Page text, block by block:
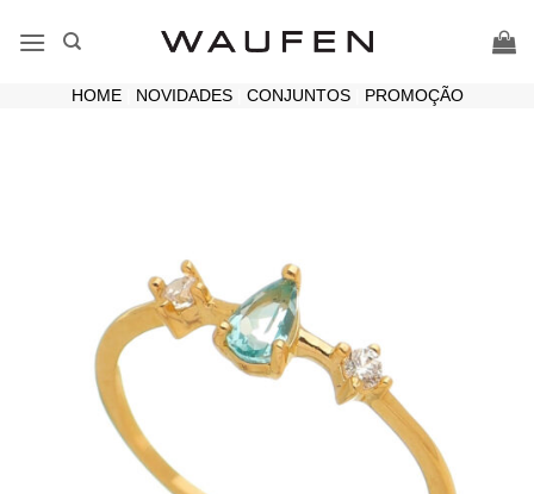
HOME| NOVIDADES| CONJUNTOS| PROMOÇÃO